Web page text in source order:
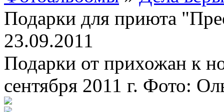
Подарки для приюта
23.09.2011
Подарки от прихожан к
сентября 2011 г. Фото: